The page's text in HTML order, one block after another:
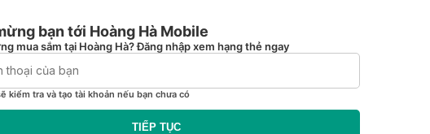
bạn tới Hoàng Hà Mobile
mua sắm tại Hoàng Hà? Đăng nhập xem hạng thẻ ngay
kiểm tra và tạo tài khoản nếu bạn chưa có
TIẾP TỤC